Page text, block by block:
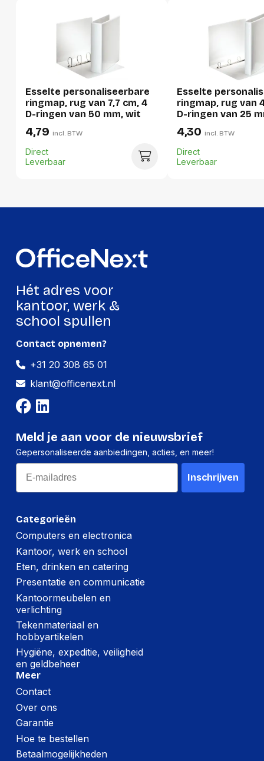
Diameter Detail
Productformaat
Lengte
325 mm
Hoogte
100 mm
Per stuk
Breedte:
Hoogte:
Lengte:
Gewicht:
Breedte:
154 millimeter
Hoogte:
346 millimeter
Lengte:
Per pallet
Hoeveelheid:
Breedte:
-
Hoogte:
Lengte:
Gewicht:
-
Esselte personaliseerbare
ringmap, rug van 7,7 cm, 4
D-ringen van 50 mm, wit
4,79 incl. BTW
Direct
Leverbaar
Esselte
ringmap, rug van
D-ringen van 25
4,30 incl. BTW
Direct
Leverbaar
Hét adres voor
kantoor, werk &
school spullen
Categorieën
Computers en electronica
Kantoor, werk en school
Eten, drinken en catering
Presentatie en communicatie
Kantoormeubelen en
verlichting
Tekenmateriaal en
hobbyartikelen
Hygiëne, expeditie, veiligheid
en geldbeheer
Meer
Contact
Over ons
Garantie
Hoe te bestellen
Betaalmogelijkheden
Contact opnemen?
+31 20 308 65 01
klant@officenext.nl
Meld je aan voor de nieuwsbrief
Gepersonaliseerde aanbiedingen, acties, en meer!
Email
Inschrijven